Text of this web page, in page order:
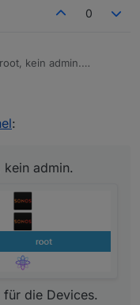
0
kein admin.
jeweis nur
:
admin.
die Devices.